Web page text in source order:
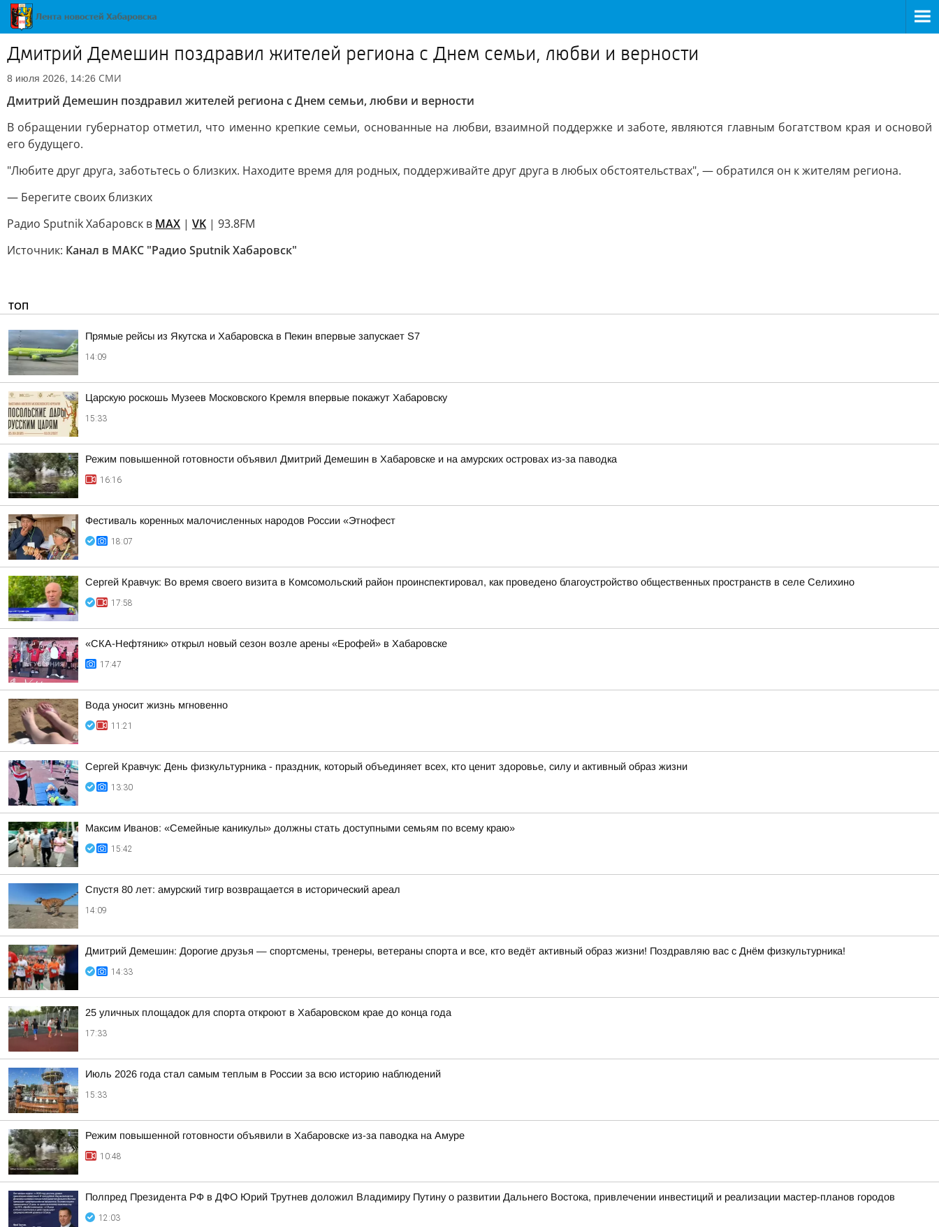
Дмитрий Демешин поздравил жителей региона с Днем семьи, любви и верности
8 июля 2026, 14:26 СМИ
Дмитрий Демешин поздравил жителей региона с Днем семьи, любви и верности
В обращении губернатор отметил, что именно крепкие семьи, основанные на любви, взаимной поддержке и заботе, являются главным богатством края и основой
его будущего.
"Любите друг друга, заботьтесь о близких. Находите время для родных, поддерживайте друг друга в любых обстоятельствах", — обратился он к жителям региона.
— Берегите своих близких
Радио Sputnik Хабаровск в MAX | VK | 93.8FM
Источник: Канал в МАКС "Радио Sputnik Хабаровск"
ТОП
Прямые рейсы из Якутска и Хабаровска в Пекин впервые запускает S7
14:09
Царскую роскошь Музеев Московского Кремля впервые покажут Хабаровску
15:33
Режим повышенной готовности объявил Дмитрий Демешин в Хабаровске и на амурских островах из-за паводка
16:16
Фестиваль коренных малочисленных народов России «Этнофест
18:07
Сергей Кравчук: Во время своего визита в Комсомольский район проинспектировал, как проведено благоустройство общественных пространств в селе Селихино
17:58
«СКА-Нефтяник» открыл новый сезон возле арены «Ерофей» в Хабаровске
17:47
Вода уносит жизнь мгновенно
11:21
Сергей Кравчук: День физкультурника - праздник, который объединяет всех, кто ценит здоровье, силу и активный образ жизни
13:30
Максим Иванов: «Семейные каникулы» должны стать доступными семьям по всему краю»
15:42
Спустя 80 лет: амурский тигр возвращается в исторический ареал
14:09
Дмитрий Демешин: Дорогие друзья — спортсмены, тренеры, ветераны спорта и все, кто ведёт активный образ жизни! Поздравляю вас с Днём физкультурника!
14:33
25 уличных площадок для спорта откроют в Хабаровском крае до конца года
17:33
Июль 2026 года стал самым теплым в России за всю историю наблюдений
15:33
Режим повышенной готовности объявили в Хабаровске из-за паводка на Амуре
10:48
Полпред Президента РФ в ДФО Юрий Трутнев доложил Владимиру Путину о развитии Дальнего Востока, привлечении инвестиций и реализации мастер-планов городов
12:03